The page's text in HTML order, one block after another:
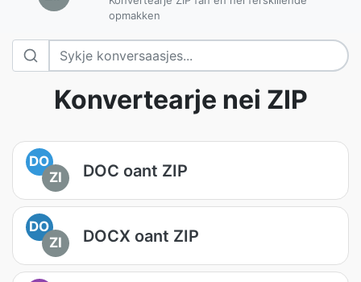
opmakken
Konvertearje nei ZIP
DO
ZI
DOC oant ZIP
DO
ZI
DOCX oant ZIP